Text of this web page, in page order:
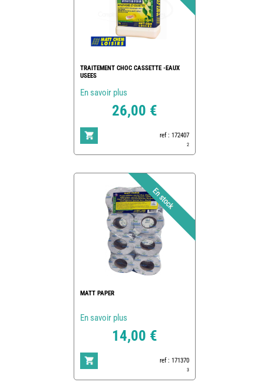
TRAITEMENT CHOC CASSETTE -EAUX
USEES
En savoir plus
26,00 €
ref : 172407
2
MATT PAPER
En savoir plus
14,00 €
ref : 171370
3